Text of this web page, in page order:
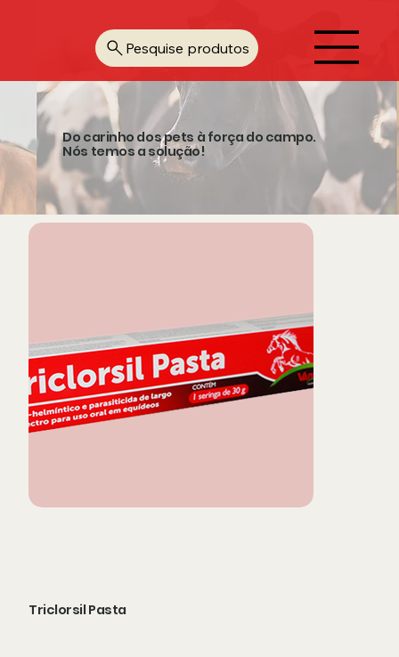
Pesquise produtos
Do carinho dos pets à força do campo.
Nós temos a solução!
Triclorsil Pasta